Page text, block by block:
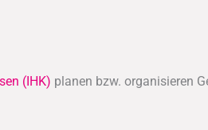
(IHK) planen bzw. organisieren